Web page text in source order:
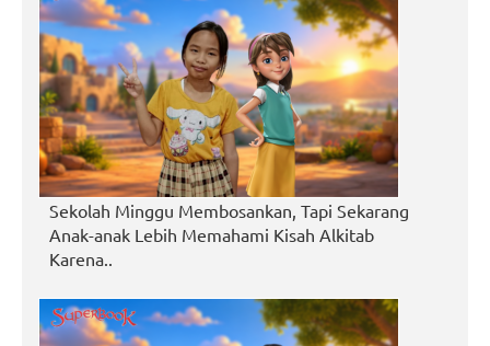
Sekolah Minggu Membosankan, Tapi Sekarang
Anak-anak Lebih Memahami Kisah Alkitab
Karena..